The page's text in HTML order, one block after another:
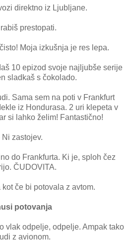
direktno iz Ljubljane.
prestopati.
Moja izkušnja je res lepa.
10 epizod svoje najljubše serije
sladkaš s čokolado.
Sama sem na poti v Frankfurt
iz Hondurasa. 2 uri klepeta v
si lahko želim! Fantastično!
Ni zastojev.
do Frankfurta. Ki je, sploh čez
ČUDOVITA.
če bi potovala z avtom.
potovanja
vlak odpelje, odpelje. Ampak tako
z avionom.